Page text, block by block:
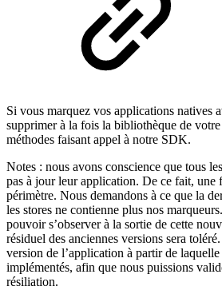
Si vous marquez vos applications natives
supprimer à la fois la bibliothèque de votre
méthodes faisant appel à notre SDK.
Notes : nous avons conscience que tous
pas à jour leur application. De ce fait,
périmètre. Nous demandons à ce que la
les stores ne contienne plus nos
pouvoir s’observer à la sortie de cette
résiduel des anciennes versions sera
version de l’application à partir de
implémentés, afin que nous puissions
résiliation.